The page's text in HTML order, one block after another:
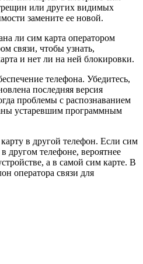
или других видимых
замените ее новой.
ли сим карта оператором
связи, чтобы узнать,
и нет ли на ней блокировки.
телефона. Убедитесь,
последняя версия
проблемы с распознаванием
устаревшим программным
в другой телефон. Если сим
другом телефоне, вероятнее
а в самой сим карте. В
оператора связи для